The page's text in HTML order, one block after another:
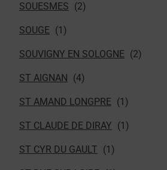
SOUESMES
SOUGE
SOUVIGNY EN SOLOGNE
ST AIGNAN
ST AMAND LONGPRE
ST CLAUDE DE DIRAY
ST CYR DU GAULT